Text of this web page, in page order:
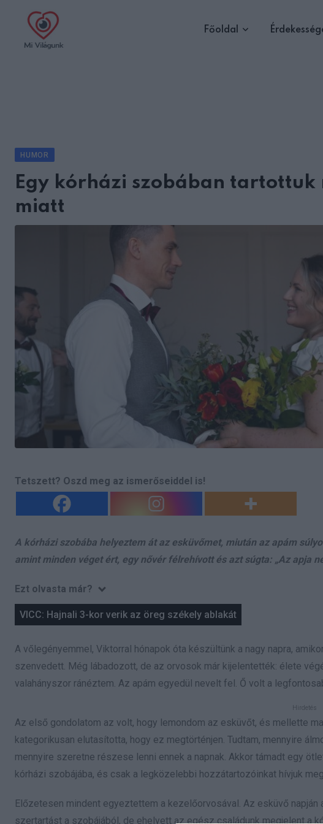
content
Főoldal
HUMOR
Egy kórházi szobában tartottuk
miatt
Tetszett? Oszd meg az ismerőseiddel is!
A kórházi szobába helyeztem át az esküvőmet, miután az apám
amint minden véget ért, egy nővér félrehívott és azt súgta: „Az apja
Ezt olvasta már?
VICC: Hajnali 3-kor verik az öreg székely ablakát
A vőlegényemmel, Viktorral hónapok óta készültünk a nagy napra,
szenvedett. Még lábadozott, de az orvosok már kijelentették: élete
valahányszor ránéztem. Az apám egyedül nevelt fel. Ő volt a
Az első gondolatom az volt, hogy lemondom az esküvőt, és mellette
kategorikusan elutasította, hogy ez megtörténjen. Tudtam, mennyire
mennyire szeretne részese lenni ennek a napnak. Akkor támadt egy
kórházi szobájába, és csak a legközelebbi hozzátartozóinkat hívjuk
Előzetesen mindent egyeztettem a kezelőorvosával. Az esküvő
szertartást a szobájából, de ehelyett az egész családunk megjelent a